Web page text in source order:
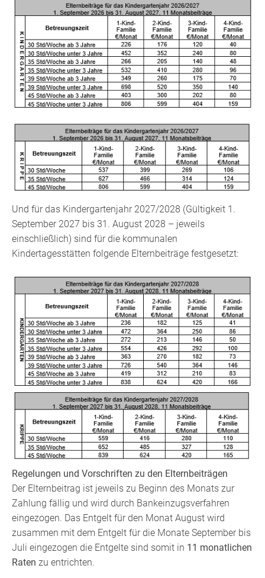
Und für das Kindergartenjahr 2027/2028 (Gültigkeit 1.
September 2027 bis 31. August 2028 – jeweils
einschließlich) sind für die kommunalen
Kindertagesstätten folgende Elternbeiträge festgesetzt:
Regelungen und Vorschriften zu den Elternbeiträgen
Der Elternbeitrag ist jeweils zu Beginn des Monats zur
Zahlung fällig und wird durch Bankeinzugsverfahren
eingezogen. Das Entgelt für den Monat August wird
zusammen mit dem Entgelt für die Monate September bis
Juli eingezogen die Entgelte sind somit in 11 monatlichen
Raten zu entrichten.